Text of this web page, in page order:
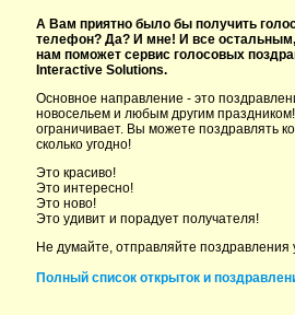
А Вам приятно было бы получить
телефон? Да? И мне! И все
нам поможет сервис голосовых
Interactive Solutions.
Основное направление - это
новосельем и любым другим
ограничивает. Вы можете поздравлять
сколько угодно!
Это красиво!
Это интересно!
Это ново!
Это удивит и порадует получателя!
Не думайте, отправляйте поздравления
Полный список открыток и